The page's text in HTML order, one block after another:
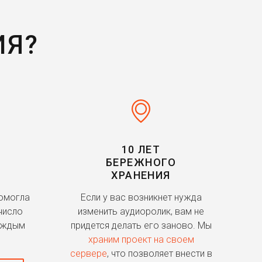
10 ЛЕТ
БЕРЕЖНОГО
ХРАНЕНИЯ
Если у вас возникнет нужда
изменить аудиоролик, вам не
придется делать его заново. Мы
храним проект на своем
сервере, что позволяет внести в